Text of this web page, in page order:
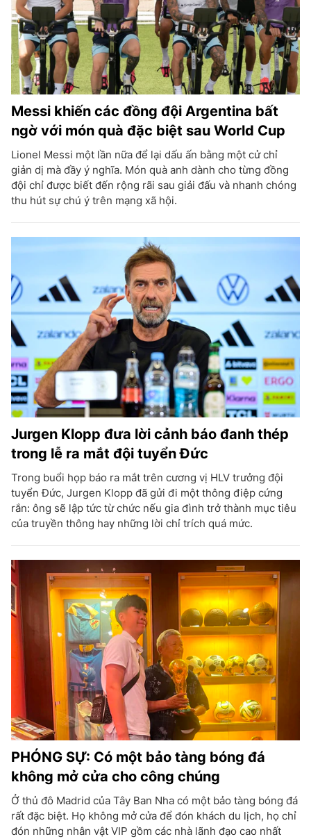
Messi khiến các đồng đội Argentina bất
ngờ với món quà đặc biệt sau World Cup
Lionel Messi một lần nữa để lại dấu ấn bằng một cử chỉ
giản dị mà đầy ý nghĩa. Món quà anh dành cho từng đồng
đội chỉ được biết đến rộng rãi sau giải đấu và nhanh chóng
thu hút sự chú ý trên mạng xã hội.
Jurgen Klopp đưa lời cảnh báo đanh thép
trong lễ ra mắt đội tuyển Đức
Trong buổi họp báo ra mắt trên cương vị HLV trưởng đội
tuyển Đức, Jurgen Klopp đã gửi đi một thông điệp cứng
rắn: ông sẽ lập tức từ chức nếu gia đình trở thành mục tiêu
của truyền thông hay những lời chỉ trích quá mức.
PHÓNG SỰ: Có một bảo tàng bóng đá
không mở cửa cho công chúng
Ở thủ đô Madrid của Tây Ban Nha có một bảo tàng bóng đá
rất đặc biệt. Họ không mở cửa để đón khách du lịch, họ chỉ
đón những nhân vật VIP gồm các nhà lãnh đạo cao nhất